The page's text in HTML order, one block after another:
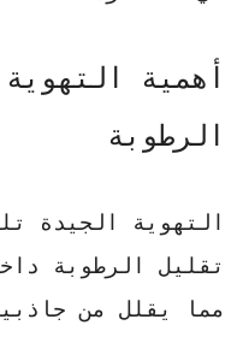
أهمية
الرطوبة
التهوية الجيدة
تقليل الرطوبة
مما يقلل من